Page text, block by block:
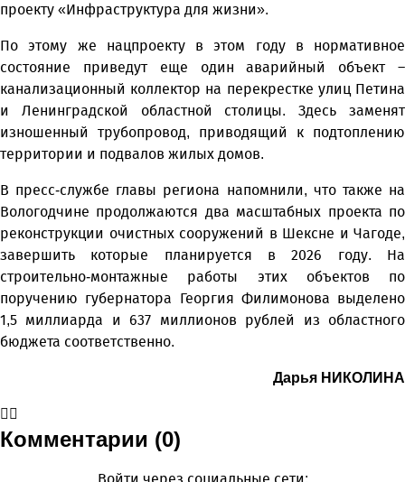
проекту «Инфраструктура для жизни».
По этому же нацпроекту в этом году в нормативное
состояние приведут еще один аварийный объект –
канализационный коллектор на перекрестке улиц Петина
и Ленинградской областной столицы. Здесь заменят
изношенный трубопровод, приводящий к подтоплению
территории и подвалов жилых домов.
В пресс-службе главы региона напомнили, что также на
Вологодчине продолжаются два масштабных проекта по
реконструкции очистных сооружений в Шексне и Чагоде,
завершить которые планируется в 2026 году. На
строительно-монтажные работы этих объектов по
поручению губернатора Георгия Филимонова выделено
1,5 миллиарда и 637 миллионов рублей из областного
бюджета соответственно.
Дарья НИКОЛИНА
Комментарии (0)